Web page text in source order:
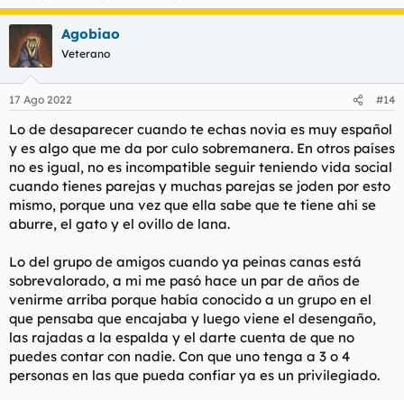
Agobiao
Veterano
17 Ago 2022 #14
Lo de desaparecer cuando te echas novia es muy español
y es algo que me da por culo sobremanera. En otros países
no es igual, no es incompatible seguir teniendo vida social
cuando tienes parejas y muchas parejas se joden por esto
mismo, porque una vez que ella sabe que te tiene ahí se
aburre, el gato y el ovillo de lana.
Lo del grupo de amigos cuando ya peinas canas está
sobrevalorado, a mi me pasó hace un par de años de
venirme arriba porque había conocido a un grupo en el
que pensaba que encajaba y luego viene el desengaño,
las rajadas a la espalda y el darte cuenta de que no
puedes contar con nadie. Con que uno tenga a 3 o 4
personas en las que pueda confiar ya es un privilegiado.